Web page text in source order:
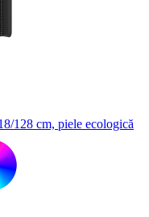
128 cm, piele ecologică